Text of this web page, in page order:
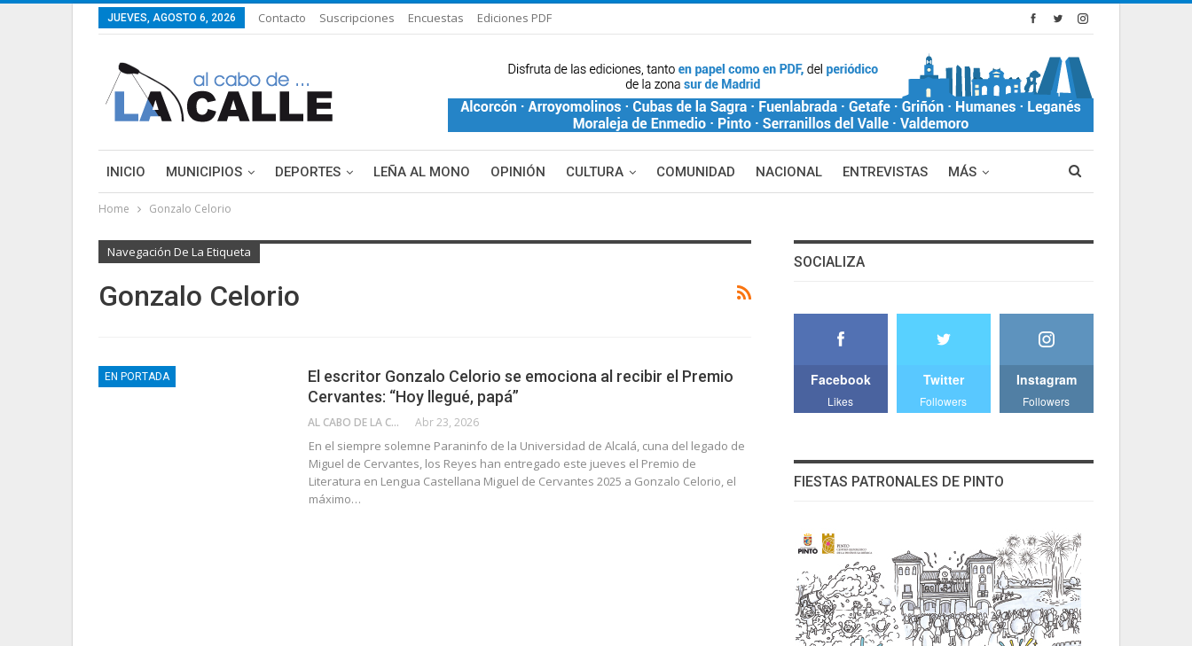
JUEVES, AGOSTO 6, 2026 Contacto Suscripciones Encuestas Ediciones PDF
INICIO MUNICIPIOS DEPORTES LEÑA AL MONO OPINIÓN CULTURA COMUNIDAD NACIONAL ENTREVISTAS MÁS
Home Gonzalo Celorio
Navegación De La Etiqueta
Gonzalo Celorio
EN PORTADA
El escritor Gonzalo Celorio se emociona al recibir el Premio
Cervantes: “Hoy llegué, papá”
AL CABO DE LA CALLE Abr 23, 2026
En el siempre solemne Paraninfo de la Universidad de Alcalá, cuna del legado de
Miguel de Cervantes, los Reyes han entregado este jueves el Premio de
Literatura en Lengua Castellana Miguel de Cervantes 2025 a Gonzalo Celorio, el
máximo…
SOCIALIZA
Facebook
Likes
Twitter
Followers
Instagram
Followers
FIESTAS PATRONALES DE PINTO